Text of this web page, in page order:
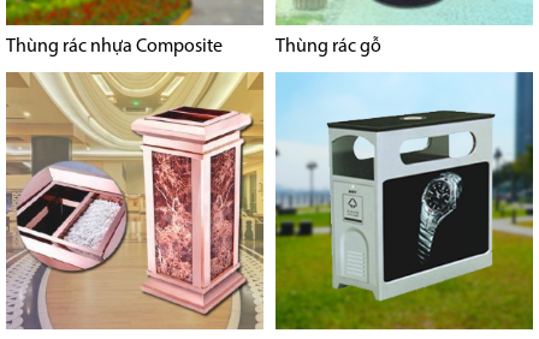
Thùng rác nhựa Composite Thùng rác gỗ